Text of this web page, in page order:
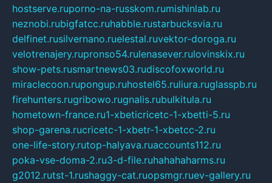
hostserve.ruporno-na-russkom.rumishinlab.ru
neznobi.rubigfatcc.ruhabble.rustarbucksvia.ru
delfinet.rusilvernano.ruelestal.ruvektor-doroga.ru
velotrenajery.rupronso54.rulenasever.rulovinskix.ru
show-pets.rusmartnews03.rudiscofoxworld.ru
miraclecoon.rupongup.ruhostel65.ruliura.ruglasspb.ru
firehunters.rugribowo.rugnalis.rubulkitula.ru
hometown-france.ru1-xbeticricetc-1-xbetti-5.ru
shop-garena.rucricetc-1-xbetr-1-xbetcc-2.ru
one-life-story.rutop-halyava.ruaccounts112.ru
poka-vse-doma-2.ru3-d-file.ruhahahaharms.ru
g2012.rutst-1.rushaggy-cat.ruopsmgr.ruev-gallery.ru